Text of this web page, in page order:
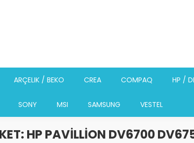
ARÇELIK / BEKO CREA COMPAQ HP /
SONY MSI SAMSUNG VESTEL
HP PAVILLION DV6700